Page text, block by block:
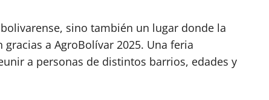
sino también un lugar donde la
a AgroBolívar 2025. Una feria
a personas de distintos barrios, edades y